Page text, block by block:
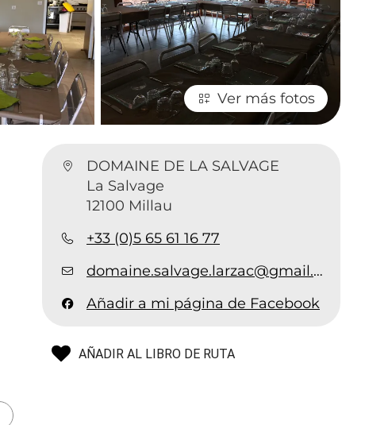
Ver más fotos
DOMAINE DE LA SALVAGE
La Salvage
12100 Millau
+33 (0)5 65 61 16 77
domaine.salvage.larzac@gmail.com
Añadir a mi página de Facebook
AÑADIR AL LIBRO DE RUTA